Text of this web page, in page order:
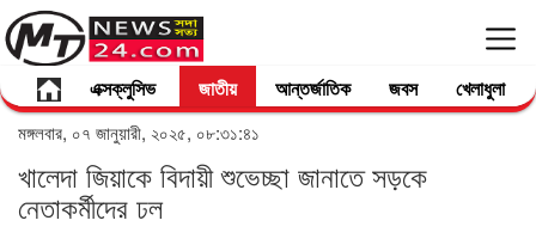
এক্সক্লুসিভ জাতীয় আন্তর্জাতিক জবস খেলাধুলা
মঙ্গলবার, ০৭ জানুয়ারী, ২০২৫, ০৮:৩১:৪১
খালেদা জিয়াকে বিদায়ী শুভেচ্ছা জানাতে সড়কে
নেতাকর্মীদের ঢল